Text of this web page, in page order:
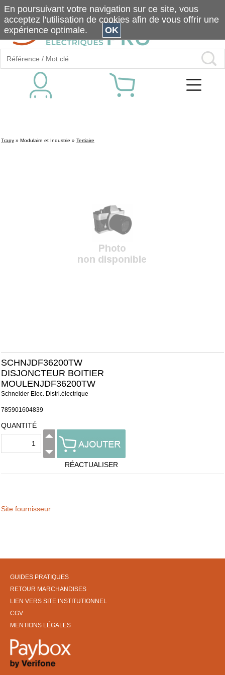
Trapy » Modulaire et Industrie » Tertiaire
SCHNJDF36200TW
DISJONCTEUR BOITIER
MOULENJDF36200TW
Schneider Elec. Distri.électrique
785901604839
QUANTITÉ
RÉACTUALISER
Site fournisseur
GUIDES PRATIQUES
RETOUR MARCHANDISES
LIEN VERS SITE INSTITUTIONNEL
CGV
MENTIONS LÉGALES
En poursuivant votre navigation sur ce site, vous
acceptez l'utilisation de cookies afin de vous offrir une
expérience optimale.
OK